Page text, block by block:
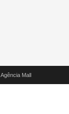
Agência Mall